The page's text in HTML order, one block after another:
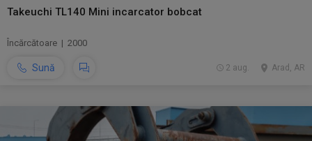
Takeuchi TL140 Mini incarcator bobcat
Încărcătoare | 2000
Sună Arad, AR
2 aug.